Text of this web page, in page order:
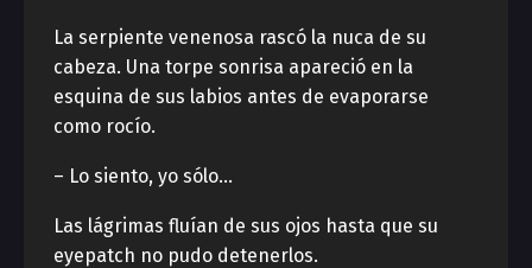
La serpiente venenosa rascó la nuca de su
cabeza. Una torpe sonrisa apareció en la
esquina de sus labios antes de evaporarse
como rocío.
– Lo siento, yo sólo…
Las lágrimas fluían de sus ojos hasta que su
eyepatch no pudo detenerlos.